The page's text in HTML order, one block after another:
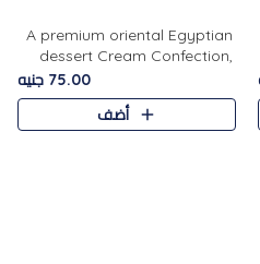
A premium oriental Egyptian
dessert Cream Confection,
featuring a soft, creamy
texture and the distinctive
flavor of roasted hazelnuts.
75.00 جنيه
أضف